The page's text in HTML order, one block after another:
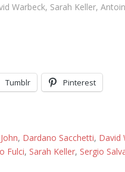
Warbeck, Sarah Keller,
Tumblr Pinterest
, Dardano Sacchetti, David
Fulci, Sarah Keller, Sergio